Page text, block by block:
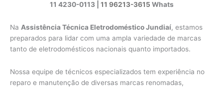
11 4230-0113 | 11 96213-3615 Whats
Na Assistência Técnica Eletrodoméstico Jundiaí, estamos
preparados para lidar com uma ampla variedade de marcas
tanto de eletrodomésticos nacionais quanto importados.
Nossa equipe de técnicos especializados tem experiência no
reparo e manutenção de diversas marcas renomadas,